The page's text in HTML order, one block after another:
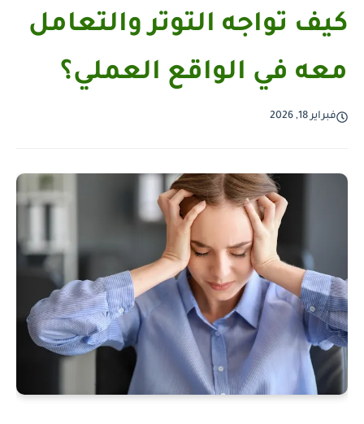
كيف تواجه التوتر والتعامل
معه في الواقع العملي؟
فبراير 18, 2026